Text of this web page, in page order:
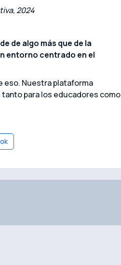
2024
de algo más que de la
entorno centrado en el
eso. Nuestra plataforma
para los educadores como